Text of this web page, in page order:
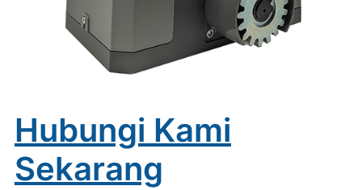
Hubungi Kami
Sekarang